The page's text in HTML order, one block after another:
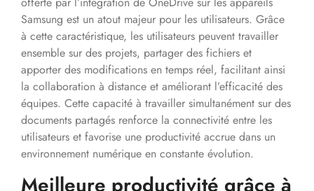
Samsung est un atout majeur pour les utilisateurs. Grâce
à cette caractéristique, les utilisateurs peuvent travailler
ensemble sur des projets, partager des fichiers et
apporter des modifications en temps réel, facilitant ainsi
la collaboration à distance et améliorant l’efficacité des
équipes. Cette capacité à travailler simultanément sur des
documents partagés renforce la connectivité entre les
utilisateurs et favorise une productivité accrue dans un
environnement numérique en constante évolution.
Meilleure productivité grâce à